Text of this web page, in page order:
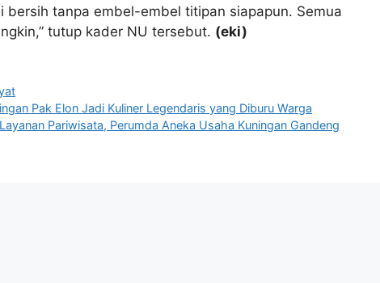
bersih tanpa embel-embel titipan siapapun. Semua
tutup kader NU tersebut. (eki)
Pak Elon Jadi Kuliner Legendaris yang Diburu Warga
Pariwisata, Perumda Aneka Usaha Kuningan Gandeng